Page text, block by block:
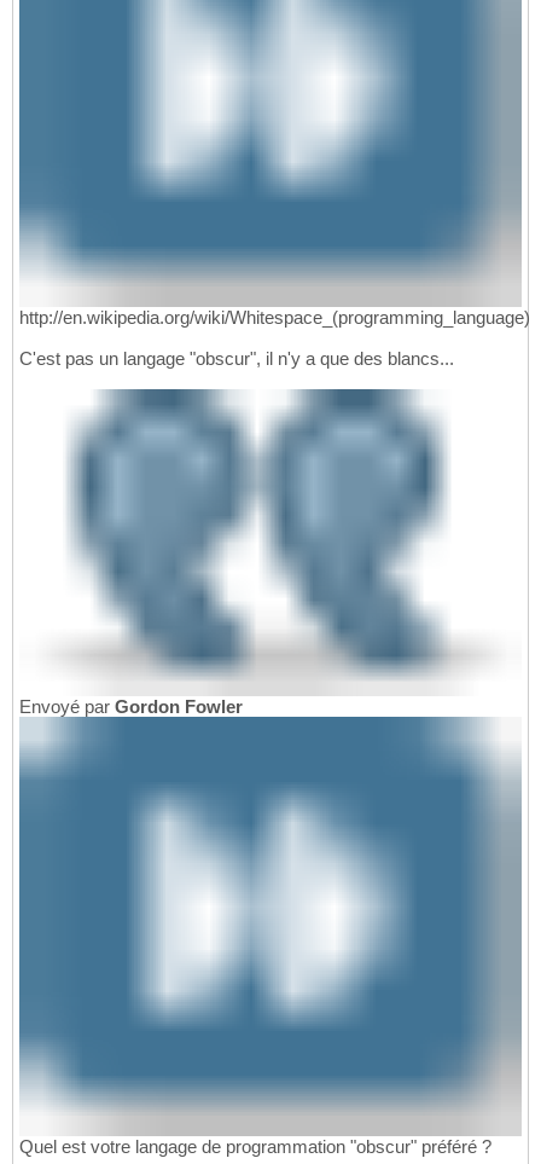
http://en.wikipedia.org/wiki/Whitespace_(programming_language)
C'est pas un langage "obscur", il n'y a que des blancs...
Envoyé par Gordon Fowler
Quel est votre langage de programmation "obscur" préféré ?